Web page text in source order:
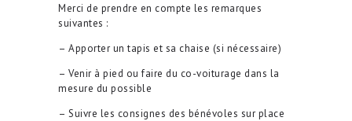
Merci de prendre en compte les remarques
suivantes :
– Apporter un tapis et sa chaise (si nécessaire)
– Venir à pied ou faire du co-voiturage dans la
mesure du possible
– Suivre les consignes des bénévoles sur place